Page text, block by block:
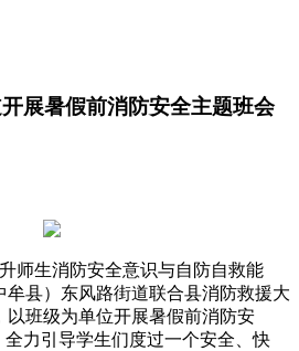
展暑假前消防安全主题班会
师生消防安全意识与自防自救能
牟县）东风路街道联合县消防救援大
以班级为单位开展暑假前消防安
全力引导学生们度过一个安全、快